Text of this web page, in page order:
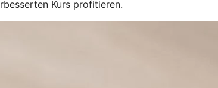
Kurs profitieren.